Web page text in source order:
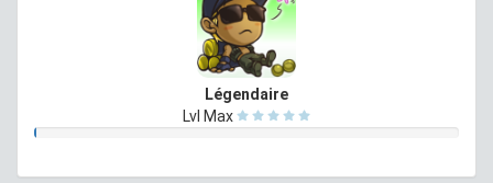
Légendaire
Lvl Max